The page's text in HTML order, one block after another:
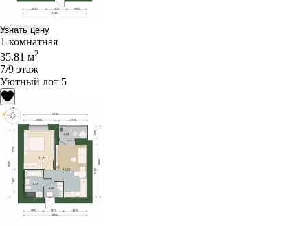
Узнать цену
1-комнатная
35.81 м2
7/9 этаж
Уютный лот 5